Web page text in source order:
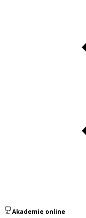
Akademie online